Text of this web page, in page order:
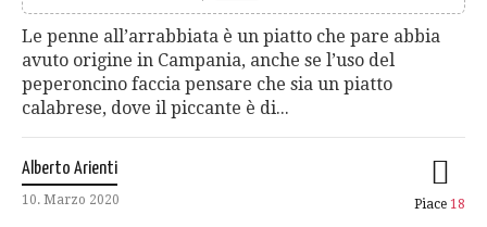
Le penne all’arrabbiata è un piatto che pare abbia
avuto origine in Campania, anche se l’uso del
peperoncino faccia pensare che sia un piatto
calabrese, dove il piccante è di...
Alberto Arienti
10. Marzo 2020 Piace 18